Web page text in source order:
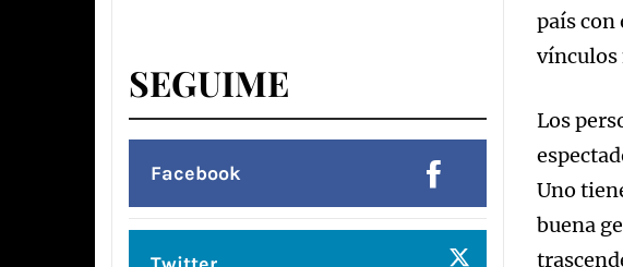
país con
vínculos
Los
Uno
buena
SEGUIME
Facebook